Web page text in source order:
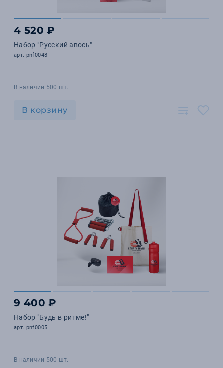
4 520 ₽
Набор "Русский авось"
арт. pnf0048
В наличии 500 шт.
В корзину
9 400 ₽
Набор "Будь в ритме!"
арт. pnf0005
В наличии 500 шт.